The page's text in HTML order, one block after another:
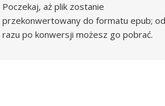
Poczekaj, aż plik zostanie
przekonwertowany do formatu epub; od
razu po konwersji możesz go pobrać.